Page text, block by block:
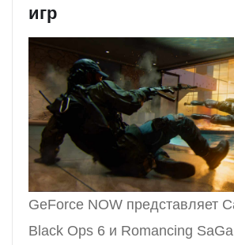
игр
GeForce NOW представляет
Black Ops 6 и Romancing